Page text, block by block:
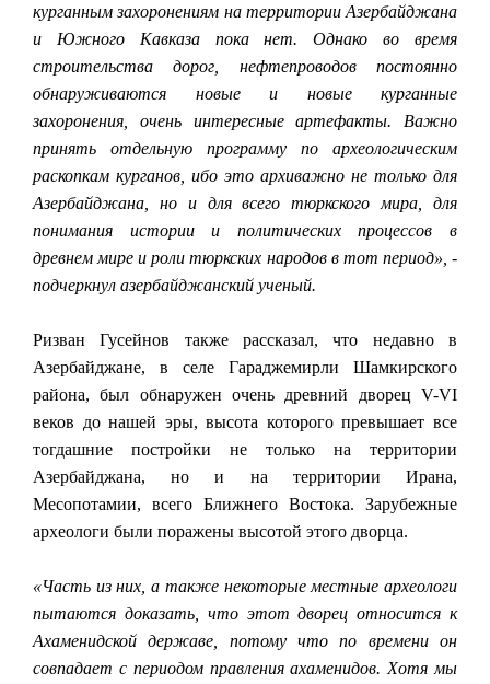
курганным захоронениям на территории Азербайджана
и Южного Кавказа пока нет. Однако во время
строительства дорог, нефтепроводов постоянно
обнаруживаются новые и новые курганные
захоронения, очень интересные артефакты. Важно
принять отдельную программу по археологическим
раскопкам курганов, ибо это архиважно не только для
Азербайджана, но и для всего тюркского мира, для
понимания истории и политических процессов в
древнем мире и роли тюркских народов в тот период», -
подчеркнул азербайджанский ученый.
Ризван Гусейнов также рассказал, что недавно в
Азербайджане, в селе Гараджемирли Шамкирского
района, был обнаружен очень древний дворец V-VI
веков до нашей эры, высота которого превышает все
тогдашние постройки не только на территории
Азербайджана, но и на территории Ирана,
Месопотамии, всего Ближнего Востока. Зарубежные
археологи были поражены высотой этого дворца.
«Часть из них, а также некоторые местные археологи
пытаются доказать, что этот дворец относится к
Ахаменидской державе, потому что по времени он
совпадает с периодом правления ахаменидов. Хотя мы